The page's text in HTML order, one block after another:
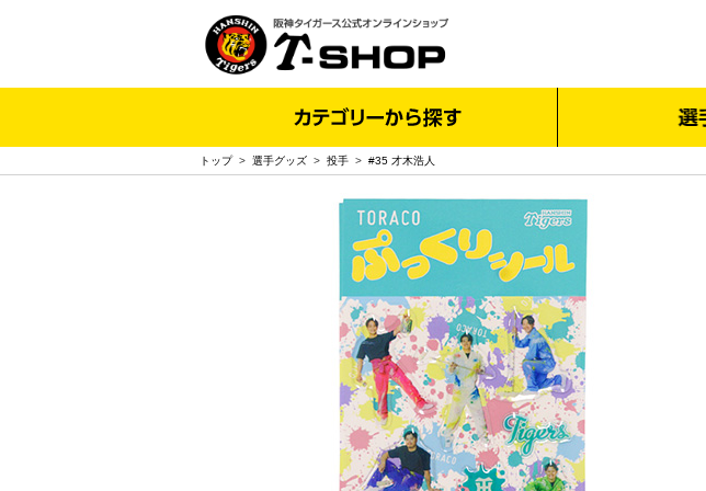
トップ> 選手グッズ > 投手 > #35 才木浩人